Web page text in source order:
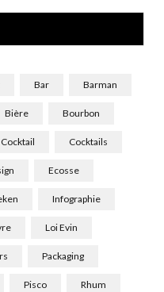
Bar Barman
Bière Bourbon
Cocktail Cocktails
Ecosse
Infographie
Loi Evin
Packaging
Pisco Rhum